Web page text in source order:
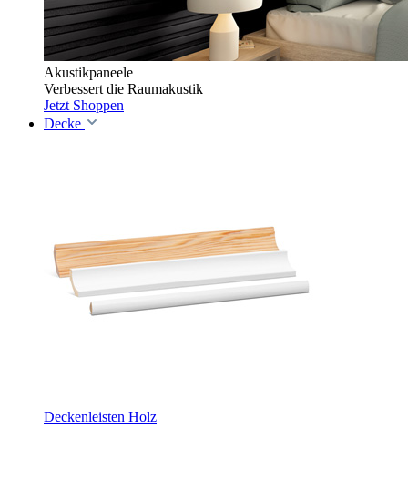
Akustikpaneele
Verbessert die Raumakustik
Jetzt Shoppen
Decke
Deckenleisten Holz